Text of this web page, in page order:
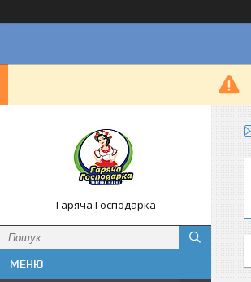
Гаряча Господарка